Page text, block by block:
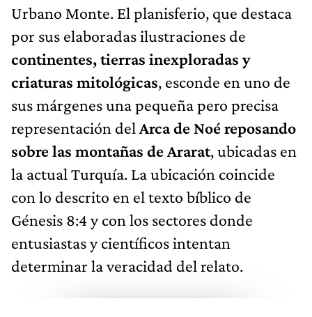
Urbano Monte. El planisferio, que destaca
por sus elaboradas ilustraciones de
continentes, tierras inexploradas y
criaturas mitológicas, esconde en uno de
sus márgenes una pequeña pero precisa
representación del Arca de Noé reposando
sobre las montañas de Ararat, ubicadas en
la actual Turquía. La ubicación coincide
con lo descrito en el texto bíblico de
Génesis 8:4 y con los sectores donde
entusiastas y científicos intentan
determinar la veracidad del relato.